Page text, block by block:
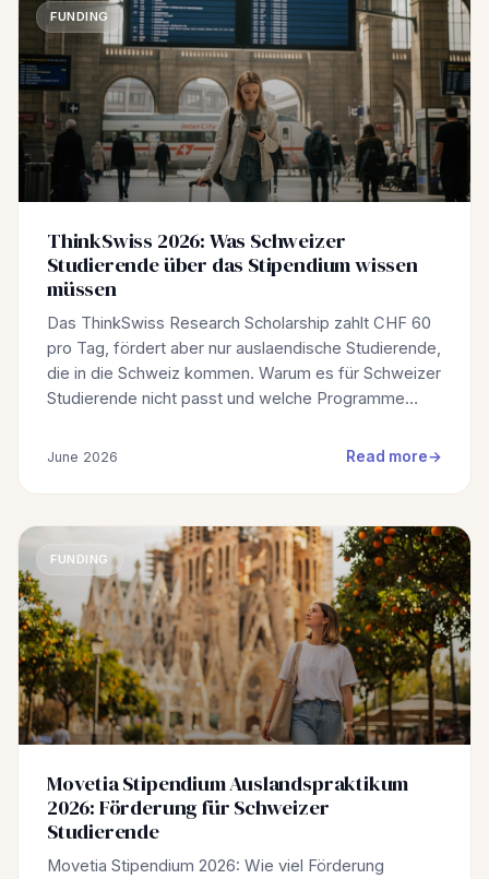
FUNDING
ThinkSwiss 2026: Was Schweizer
Studierende über das Stipendium wissen
müssen
Das ThinkSwiss Research Scholarship zahlt CHF 60
pro Tag, fördert aber nur auslaendische Studierende,
die in die Schweiz kommen. Warum es für Schweizer
Studierende nicht passt und welche Programme…
June 2026 Read more
FUNDING
Movetia Stipendium Auslandspraktikum
2026: Förderung für Schweizer
Studierende
Movetia Stipendium 2026: Wie viel Förderung